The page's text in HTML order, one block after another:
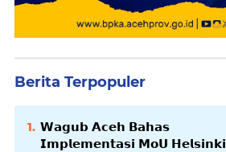
Berita Terpopuler
𝗪𝗮𝗴𝘂𝗯 𝗔𝗰𝗲𝗵 𝗕𝗮𝗵𝗮𝘀
𝗜𝗺𝗽𝗹𝗲𝗺𝗲𝗻𝘁𝗮𝘀𝗶 𝗠𝗼𝗨 𝗛𝗲𝗹𝘀𝗶𝗻𝗸𝗶